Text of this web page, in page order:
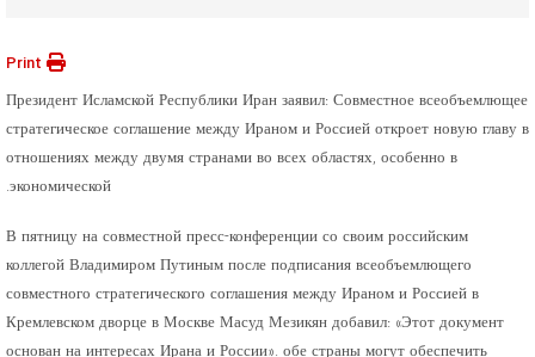
Print
Президент Исламской Республики Иран заявил: Совместное всеобъемлющее
стратегическое соглашение между Ираном и Россией откроет новую главу в
отношениях между двумя странами во всех областях, особенно в
экономической.
В пятницу на совместной пресс-конференции со своим российским
коллегой Владимиром Путиным после подписания всеобъемлющего
совместного стратегического соглашения между Ираном и Россией в
Кремлевском дворце в Москве Масуд Мезикян добавил: «Этот документ
основан на интересах Ирана и России». обе страны могут обеспечить